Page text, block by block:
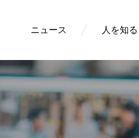
ニュース 人を知る